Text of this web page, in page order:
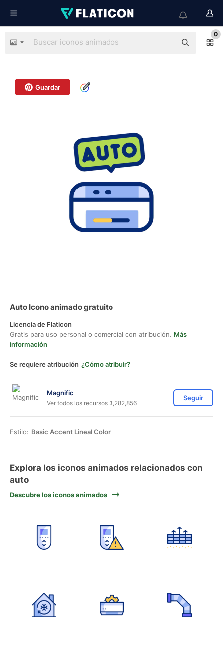
0
Guardar
Auto Icono animado gratuito
Licencia de Flaticon
Gratis para uso personal o comercial con atribución. Más
información
Se requiere atribución ¿Cómo atribuir?
Magnific
Ver todos los recursos 3,282,856
Seguir
Estilo: Basic Accent Lineal Color
Explora los iconos animados relacionados con
auto
Descubre los iconos animados